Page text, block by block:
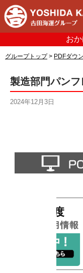
お
グループトップ> PDFダウ
製造部門パン
2024年12月3日